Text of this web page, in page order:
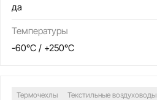
да
Температуры
-60°C / +250°C
Термочехлы Текстильные воздуховоды